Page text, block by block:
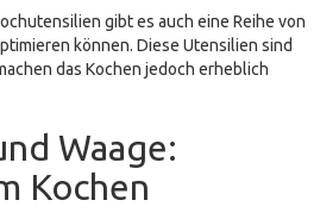
gibt es auch eine Reihe von
können. Diese Utensilien sind
das Kochen jedoch erheblich
Waage:
Kochen